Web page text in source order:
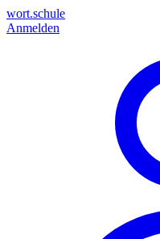
wort.schule
Anmelden